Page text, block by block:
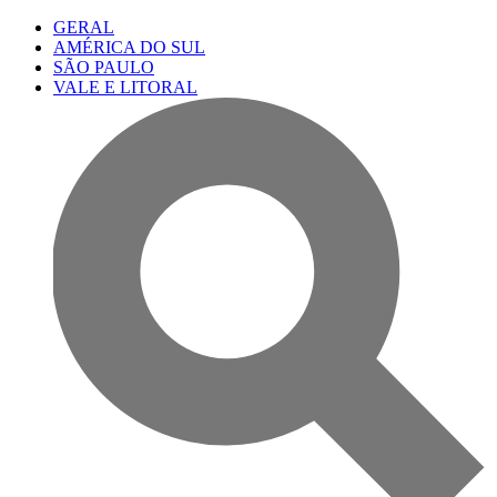
GERAL
AMÉRICA DO SUL
SÃO PAULO
VALE E LITORAL